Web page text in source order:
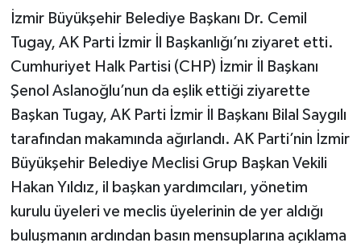
İzmir Büyükşehir Belediye Başkanı Dr. Cemil
Tugay, AK Parti İzmir İl Başkanlığı’nı ziyaret etti.
Cumhuriyet Halk Partisi (CHP) İzmir İl Başkanı
Şenol Aslanoğlu’nun da eşlik ettiği ziyarette
Başkan Tugay, AK Parti İzmir İl Başkanı Bilal Saygılı
tarafından makamında ağırlandı. AK Parti’nin İzmir
Büyükşehir Belediye Meclisi Grup Başkan Vekili
Hakan Yıldız, il başkan yardımcıları, yönetim
kurulu üyeleri ve meclis üyelerinin de yer aldığı
buluşmanın ardından basın mensuplarına açıklama